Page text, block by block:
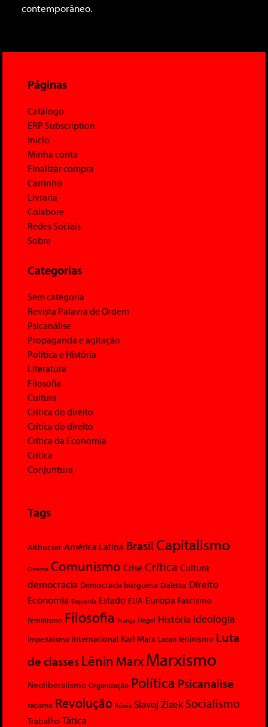
contemporâneo.
Páginas
Catálogo
ERP Subscription
Início
Minha conta
Finalizar compra
Carrinho
Livraria
Colabore
Redes Sociais
Sobre
Categorias
Sem categoria
Revista Palavra de Ordem
Psicanálise
Propaganda e agitação
Política e História
Literatura
Filosofia
Cultura
Crítica do direito
Crítica do direito
Crítica da Economia
Crítica
Conjuntura
Tags
Althusser América Latina Brasil Capitalismo
Cinema Comunismo Crise Crítica Cultura
democracia Democracia burguesa Dialética Direito
Economia Esquerda Estado EUA Europa Fascismo
feminismo Filosofia França Hegel História Ideologia
Imperialismo Internacional Karl Marx Lacan leninismo Luta
de classesLênin MarxMarxismo
Neoliberalismo Organização Política Psicanalise
racismo Revolução Rússia Slavoj Zizek Socialismo
Trabalho Tática